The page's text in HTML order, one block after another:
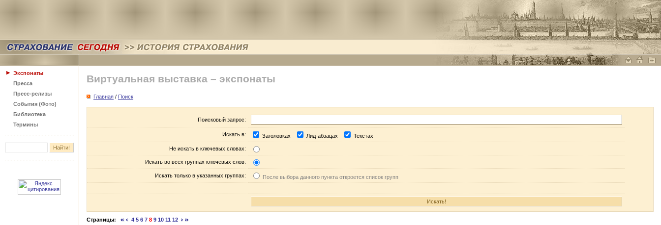
Экспонаты
Пресса
Пресс-релизы
События (Фото)
Библиотека
Термины
Виртуальная выставка – экспонаты
Главная / Поиск
Поисковый запрос:
Искать в: Заголовках Лид-абзацах Текстах
Не искать в ключевых словах:
Искать во всех группах ключевых слов:
Искать только в указанных группах: После выбора данного пункта откроется список групп
Страницы: 4 5 6 7 8 9 10 11 12